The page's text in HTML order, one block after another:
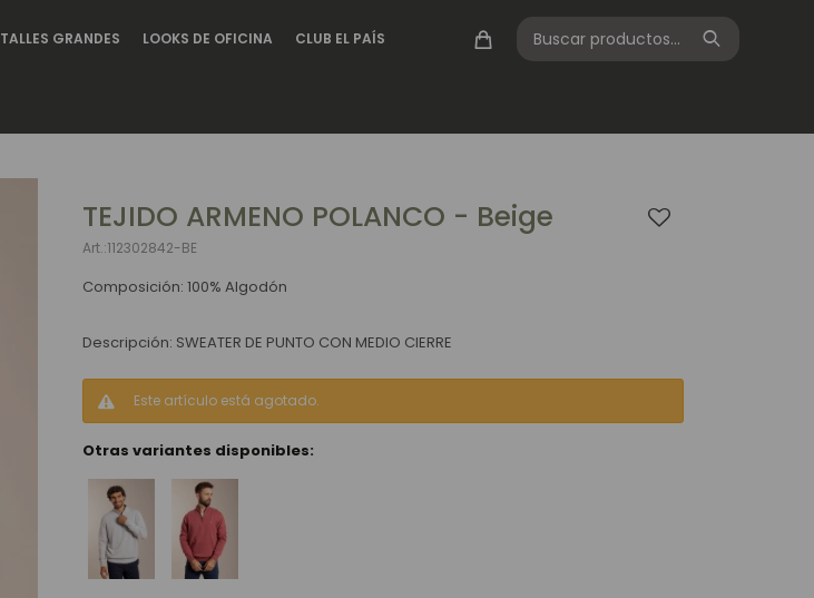
TALLES GRANDES LOOKS DE OFICINA CLUB EL PAÍS
TEJIDO ARMENO POLANCO - Beige
112302842-BE
Composición: 100% Algodón
Descripción: SWEATER DE PUNTO CON MEDIO CIERRE
Este artículo está agotado.
Otras variantes disponibles: